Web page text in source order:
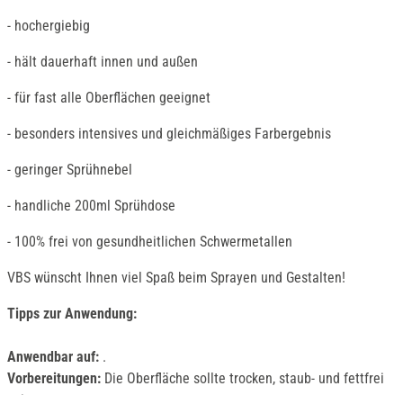
- hochergiebig
- hält dauerhaft innen und außen
- für fast alle Oberflächen geeignet
- besonders intensives und gleichmäßiges Farbergebnis
- geringer Sprühnebel
- handliche 200ml Sprühdose
- 100% frei von gesundheitlichen Schwermetallen
VBS wünscht Ihnen viel Spaß beim Sprayen und Gestalten!
Tipps zur Anwendung:
Anwendbar auf: .
Vorbereitungen: Die Oberfläche sollte trocken, staub- und fettfrei